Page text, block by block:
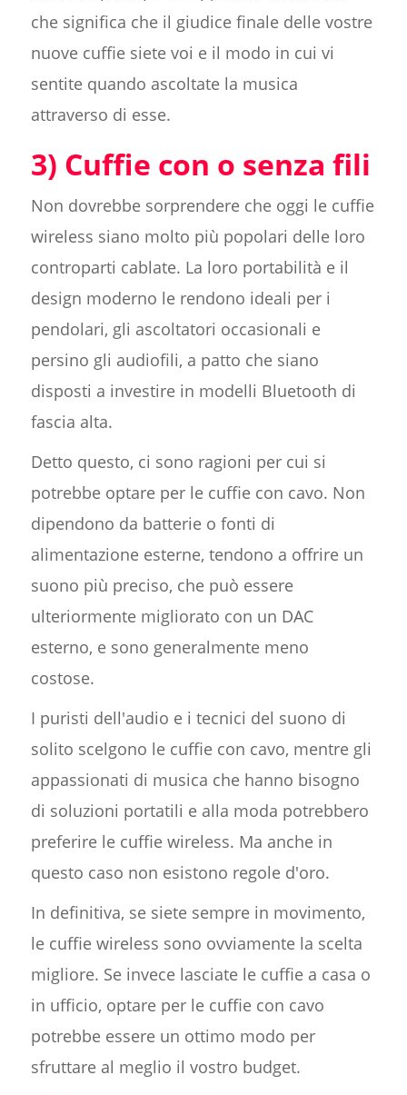
che significa che il giudice finale delle vostre
nuove cuffie siete voi e il modo in cui vi
sentite quando ascoltate la musica
attraverso di esse.
3) Cuffie con o senza fili
Non dovrebbe sorprendere che oggi le cuffie
wireless siano molto più popolari delle loro
controparti cablate. La loro portabilità e il
design moderno le rendono ideali per i
pendolari, gli ascoltatori occasionali e
persino gli audiofili, a patto che siano
disposti a investire in modelli Bluetooth di
fascia alta.
Detto questo, ci sono ragioni per cui si
potrebbe optare per le cuffie con cavo. Non
dipendono da batterie o fonti di
alimentazione esterne, tendono a offrire un
suono più preciso, che può essere
ulteriormente migliorato con un DAC
esterno, e sono generalmente meno
costose.
I puristi dell'audio e i tecnici del suono di
solito scelgono le cuffie con cavo, mentre gli
appassionati di musica che hanno bisogno
di soluzioni portatili e alla moda potrebbero
preferire le cuffie wireless. Ma anche in
questo caso non esistono regole d'oro.
In definitiva, se siete sempre in movimento,
le cuffie wireless sono ovviamente la scelta
migliore. Se invece lasciate le cuffie a casa o
in ufficio, optare per le cuffie con cavo
potrebbe essere un ottimo modo per
sfruttare al meglio il vostro budget.